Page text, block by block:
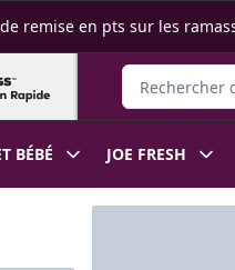
remise en pts sur les
Rechercher
BÉBÉ JOE FRESH